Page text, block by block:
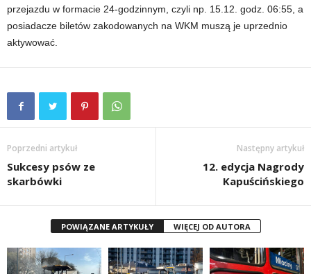
przejazdu w formacie 24-godzinnym, czyli np. 15.12. godz. 06:55, a
posiadacze biletów zakodowanych na WKM muszą je uprzednio
aktywować.
Poprzedni artykuł
Sukcesy psów ze
skarbówki
Następny artykuł
12. edycja Nagrody
Kapuścińskiego
POWIĄZANE ARTYKUŁY WIĘCEJ OD AUTORA